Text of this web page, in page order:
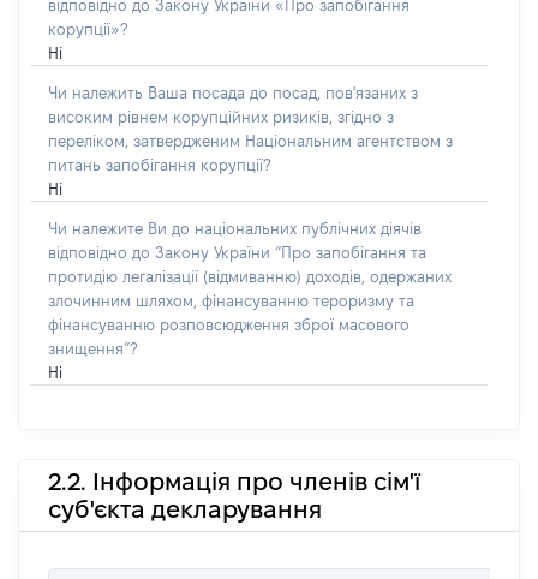
відповідно до Закону України «Про запобігання
корупції»?
Ні
Чи належить Ваша посада до посад, пов'язаних з
високим рівнем корупційних ризиків, згідно з
переліком, затвердженим Національним агентством з
питань запобігання корупції?
Ні
Чи належите Ви до національних публічних діячів
відповідно до Закону України “Про запобігання та
протидію легалізації (відмиванню) доходів, одержаних
злочинним шляхом, фінансуванню тероризму та
фінансуванню розповсюдження зброї масового
знищення”?
Ні
2.2. Інформація про членів сім'ї
суб'єкта декларування